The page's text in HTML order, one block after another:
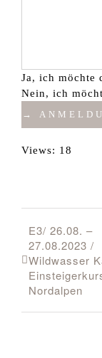
Ja, ich möchte
Nein, ich
Views: 18
E3/ 26.08. –
27.08.2023 /
Wildwasser
Nordalpen